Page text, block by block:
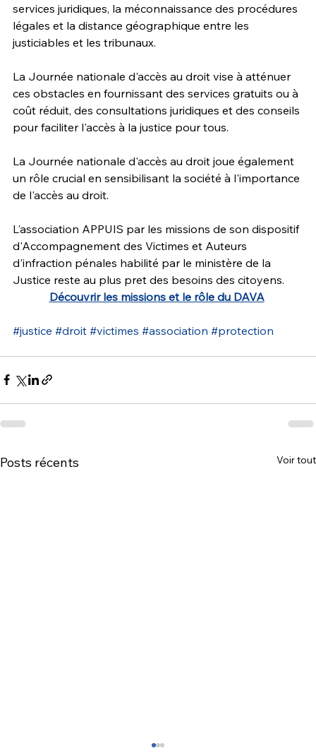
services juridiques, la méconnaissance des procédures
légales et la distance géographique entre les
justiciables et les tribunaux.
La Journée nationale d'accès au droit vise à atténuer
ces obstacles en fournissant des services gratuits ou à
coût réduit, des consultations juridiques et des conseils
pour faciliter l'accès à la justice pour tous.
La Journée nationale d'accès au droit joue également
un rôle crucial en sensibilisant la société à l'importance
de l'accès au droit.
L'association APPUIS par les missions de son dispositif
d'Accompagnement des Victimes et Auteurs
d'infraction pénales habilité par le ministère de la
Justice reste au plus pret des besoins des citoyens.
Découvrir les missions et le rôle du DAVA
#justice #droit #victimes #association #protection
Posts récents Voir tout